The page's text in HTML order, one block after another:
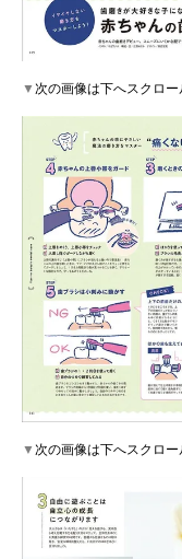
▼次の画像は下へスクロ
▼次の画像は下へスクロ